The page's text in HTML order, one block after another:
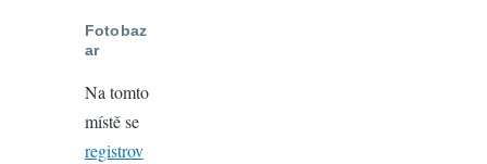
Fotobaz
ar
Na tomto
místě se
registrov